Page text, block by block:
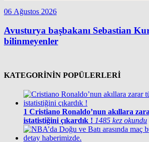
06 Ağustos 2026
Avusturya başbakanı Sebastian
bilinmeyenler
KATEGORİNİN POPÜLERLERİ
1 Cristiano Ronaldo’nun akıllara
istatistiğini çıkardık ! 1485 kez okundu